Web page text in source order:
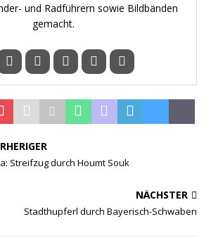
und Radführern sowie Bildbänden
gemacht.
Streifzug durch Houmt Souk
NÄCHSTER
Stadthupferl durch Bayerisch-Schwaben